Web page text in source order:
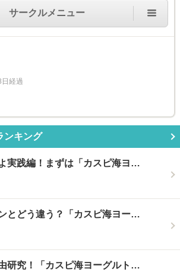
サークルメニュー
経過
ンキング
実践編！まずは「カスピ海ヨ…
とどう違う？「カスピ海ヨー…
研究！「カスピ海ヨーグルト…